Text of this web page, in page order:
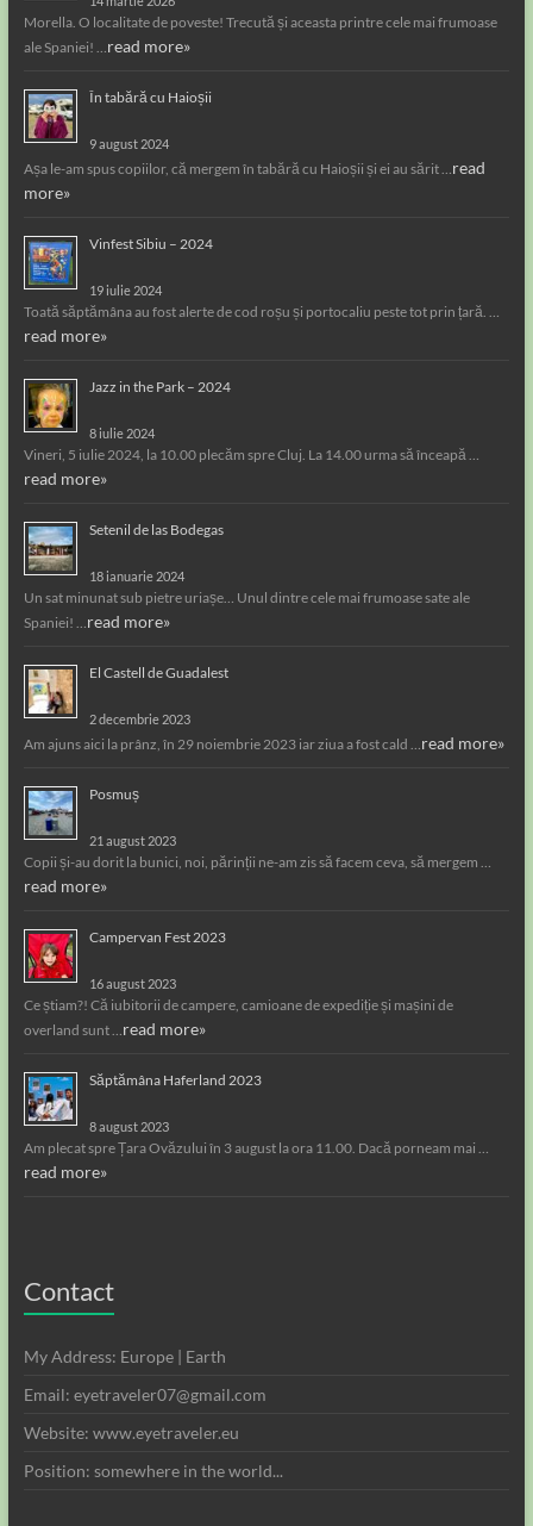
Morella. O localitate de poveste! Trecută și aceasta printre cele mai frumoase
ale Spaniei! … read more»
În tabără cu Haioșii
9 august 2024
Așa le-am spus copiilor, că mergem în tabără cu Haioșii și ei au sărit … read
more»
Vinfest Sibiu – 2024
19 iulie 2024
Toată săptămâna au fost alerte de cod roșu și portocaliu peste tot prin țară. …
read more»
Jazz in the Park – 2024
8 iulie 2024
Vineri, 5 iulie 2024, la 10.00 plecăm spre Cluj. La 14.00 urma să înceapă …
read more»
Setenil de las Bodegas
18 ianuarie 2024
Un sat minunat sub pietre uriașe… Unul dintre cele mai frumoase sate ale
Spaniei! … read more»
El Castell de Guadalest
2 decembrie 2023
Am ajuns aici la prânz, în 29 noiembrie 2023 iar ziua a fost cald … read more»
Posmuș
21 august 2023
Copii și-au dorit la bunici, noi, părinții ne-am zis să facem ceva, să mergem …
read more»
Campervan Fest 2023
16 august 2023
Ce știam?! Că iubitorii de campere, camioane de expediție și mașini de
overland sunt … read more»
Săptămâna Haferland 2023
8 august 2023
Am plecat spre Țara Ovăzului în 3 august la ora 11.00. Dacă porneam mai …
read more»
Contact
My Address: Europe | Earth
Email: eyetraveler07@gmail.com
Website: www.eyetraveler.eu
Position: somewhere in the world...